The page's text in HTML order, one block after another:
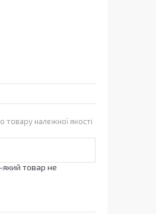
належної якості
який товар не